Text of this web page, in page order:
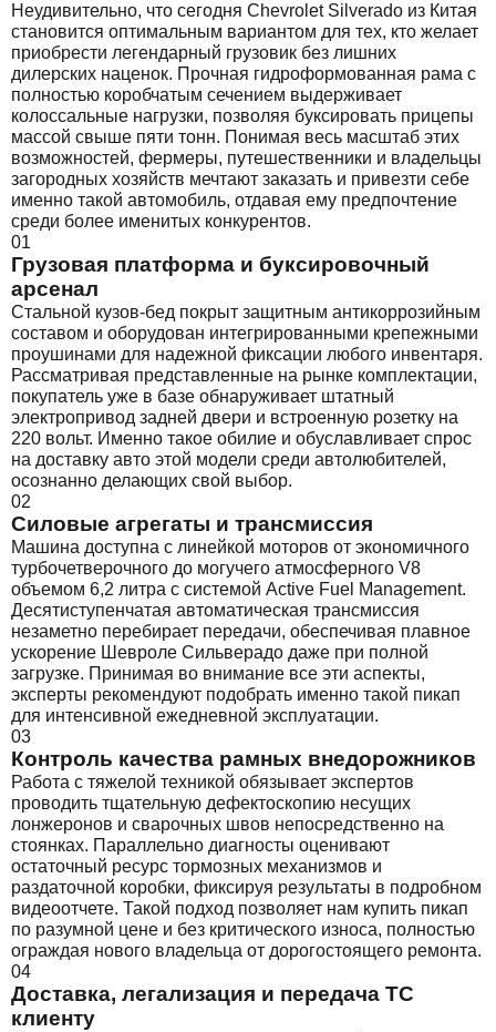
Неудивительно, что сегодня Chevrolet Silverado из Китая
становится оптимальным вариантом для тех, кто желает
приобрести легендарный грузовик без лишних
дилерских наценок. Прочная гидроформованная рама с
полностью коробчатым сечением выдерживает
колоссальные нагрузки, позволяя буксировать прицепы
массой свыше пяти тонн. Понимая весь масштаб этих
возможностей, фермеры, путешественники и владельцы
загородных хозяйств мечтают заказать и привезти себе
именно такой автомобиль, отдавая ему предпочтение
среди более именитых конкурентов.
01
Грузовая платформа и буксировочный
арсенал
Стальной кузов-бед покрыт защитным антикоррозийным
составом и оборудован интегрированными крепежными
проушинами для надежной фиксации любого инвентаря.
Рассматривая представленные на рынке комплектации,
покупатель уже в базе обнаруживает штатный
электропривод задней двери и встроенную розетку на
220 вольт. Именно такое обилие и обуславливает спрос
на доставку авто этой модели среди автолюбителей,
осознанно делающих свой выбор.
02
Силовые агрегаты и трансмиссия
Машина доступна с линейкой моторов от экономичного
турбочетверочного до могучего атмосферного V8
объемом 6,2 литра с системой Active Fuel Management.
Десятиступенчатая автоматическая трансмиссия
незаметно перебирает передачи, обеспечивая плавное
ускорение Шевроле Сильверадо даже при полной
загрузке. Принимая во внимание все эти аспекты,
эксперты рекомендуют подобрать именно такой пикап
для интенсивной ежедневной эксплуатации.
03
Контроль качества рамных внедорожников
Работа с тяжелой техникой обязывает экспертов
проводить тщательную дефектоскопию несущих
лонжеронов и сварочных швов непосредственно на
стоянках. Параллельно диагносты оценивают
остаточный ресурс тормозных механизмов и
раздаточной коробки, фиксируя результаты в подробном
видеоотчете. Такой подход позволяет нам купить пикап
по разумной цене и без критического износа, полностью
ограждая нового владельца от дорогостоящего ремонта.
04
Доставка, легализация и передача ТС
клиенту